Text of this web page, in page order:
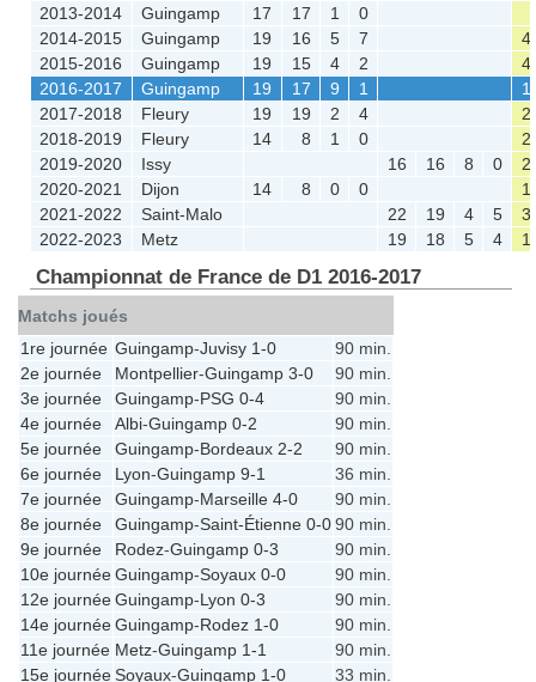
2013-2014
Guingamp 17 17 1
0
2014-2015
Guingamp 19 16 5 7
4
2015-2016
Guingamp 19 15 4 2
4
2016-2017
Guingamp 19 17 9 1
1
2017-2018
Fleury 19 19 2 4
2
2018-2019
Fleury 14 8 1 0
2
2019-2020
Issy 16 16 8 0
2
2020-2021
Dijon 14 8 0 0
1
2021-2022
Saint-Malo 22 19 4 5
3
2022-2023
Metz 19 18 5 4 1
Championnat de France de D1 2016-2017
Matchs joués
1re journée Guingamp-Juvisy 1-0
90 min.
2e journée
Montpellier-Guingamp 3-0
90 min.
3e journée
Guingamp-PSG 0-4
90 min.
4e journée
Albi-Guingamp 0-2
90 min.
5e journée
Guingamp-Bordeaux 2-2
90 min.
6e journée
Lyon-Guingamp 9-1
36 min.
7e journée
Guingamp-Marseille 4-0
90 min.
8e journée
Guingamp-Saint-Étienne 0-090 min.
9e journée
Rodez-Guingamp 0-3
90 min.
10e journéeGuingamp-Soyaux 0-0
90 min.
12e journéeGuingamp-Lyon 0-3
90 min.
14e journéeGuingamp-Rodez 1-0
90 min.
11e journée Metz-Guingamp 1-1
90 min.
15e journéeSoyaux-Guingamp 1-0
33 min.